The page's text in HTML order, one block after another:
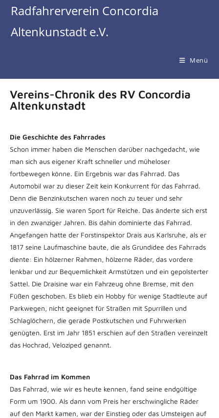
Radfahrerverein Concordia
Altenkunstadt e.V.
Menü
Vereins-Chronik des RV Concordia
Altenkunstadt
Die Geschichte des Fahrrades
Schon immer haben die Menschen darüber nachgedacht, wie
man sich aus eigener Kraft schneller und müheloser
fortbewegen könne. Ein Ergebnis war das Fahrrad. Das
Automobil war zu dieser Zeit kein Konkurrent für das Fahrrad.
Denn die Benzinkutschen waren noch zu teuer und sehr
unzuverlässig. Sie waren Sport für Reiche. Das änderte sich erst
in den zwanziger Jahren. Bis dahin dominierte das Fahrrad.
Angefangen hatte der Forstinspektor Drais aus Karlsruhe, als er
1817 seine Laufmaschine baute, die als Grundidee des Fahrrads
diente: Ein hölzerner Rahmen, hölzerne Räder, das vordere
lenkbar und zur Bequemlichkeit Armstützen und ein gepolsterter
Sattel. Die Draisine war ein Fahrzeug ohne Bremse, mit den
Füßen geschoben. Es blieb ein Hobby für wenige Stadtleute auf
Parkwegen, nicht geeignet für Straßen mit Spurrillen und
Schlaglöchern, die gerade Postkutschen und Fuhrwerken
genügten. Erst im Jahr 1851 erschien auf den Straßen vereinzelt
das Hochrad, Veloziped genannt.
Das Fahrrad im Kommen
Das Fahrrad, wie wir es heute kennen, fand seine endgültige
Form um 1900. Als dann vom Preis her erschwingliche Räder
auf den Markt kamen, war der Einstieg oder das Umsteigen auf